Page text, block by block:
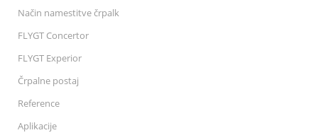
Način namestitve črpalk
FLYGT Concertor
FLYGT Experior
Črpalne postaj
Reference
Aplikacije